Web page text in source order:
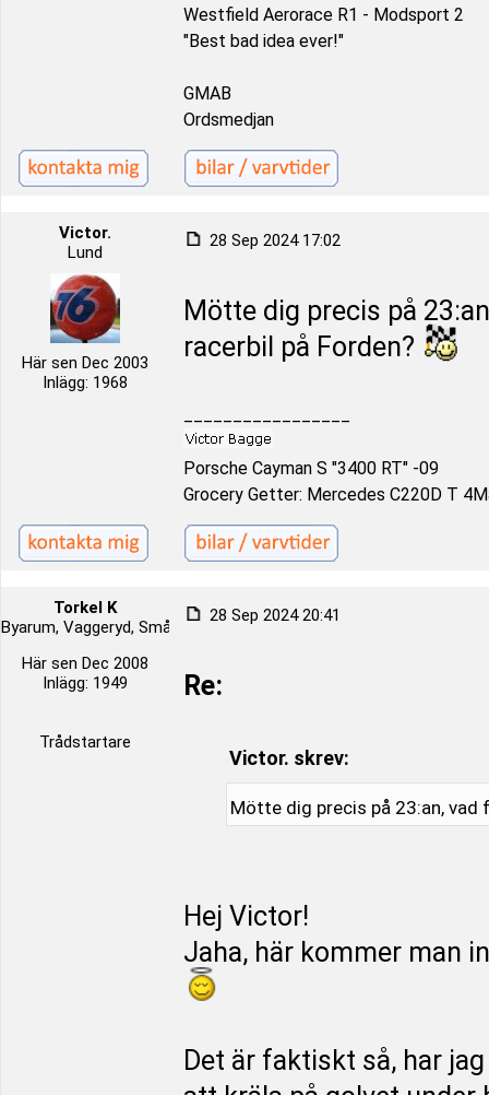
Westfield Aerorace R1 - Modsport 2
"Best bad idea ever!"
GMAB
Ordsmedjan
Victor.
Lund
Här sen Dec 2003
Inlägg: 1968
28 Sep 2024 17:02
Mötte dig precis på
racerbil på Forden?
Porsche Cayman S "3400 RT" -09
Grocery Getter: Mercedes C220D T
Torkel K
Byarum, Vaggeryd, Småland, Sverige
Här sen Dec 2008
Inlägg: 1949
Trådstartare
28 Sep 2024 20:41
Re:
Victor. skrev:
Mötte dig precis på 23:an, vad
Hej Victor!
Jaha, här kommer man
Det är faktiskt så, har